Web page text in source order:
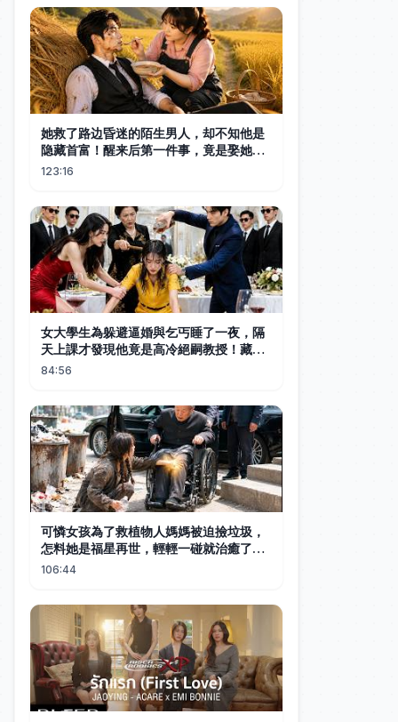
她救了路边昏迷的陌生男人，却不知他是
隐藏首富！醒来后第一件事，竟是娶她回
家宠上天！#ShortDrama
123:16
女大學生為躲避逼婚與乞丐睡了一夜，隔
天上課才發現他竟是高冷絕嗣教授！藏起
孕肚本想悄悄逃跑，怎料他直接當眾攬她
84:56
可憐女孩為了救植物人媽媽被迫撿垃圾，
怎料她是福星再世，輕輕一碰就治癒了首
富老爺的腿疾，首富立馬帶她回豪宅讓她
106:44